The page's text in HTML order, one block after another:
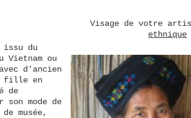
issu du
Vietnam ou
d'ancien
fille en
de
mode de
musée,
Visage de votre
ethnique